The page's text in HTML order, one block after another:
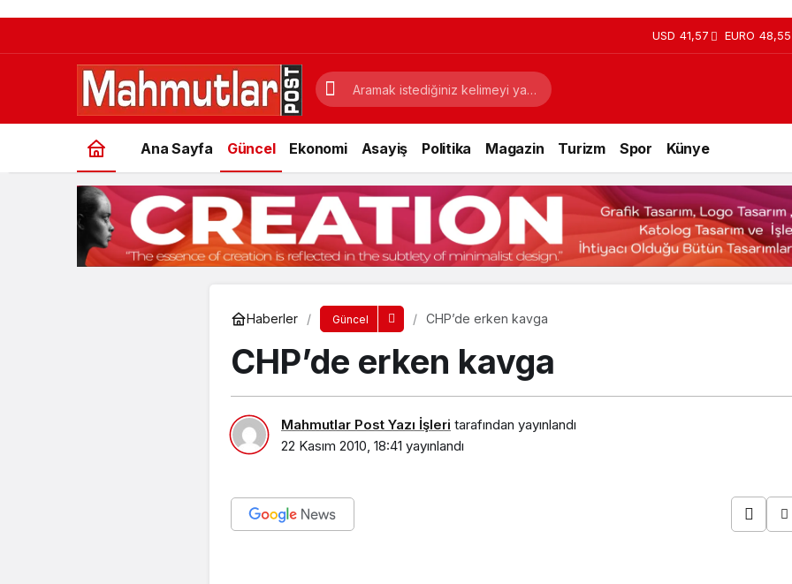
USD 41,57 EURO 48,55
Ana Sayfa Güncel Ekonomi Asayiş Politika Magazin Turizm Spor Künye
Haberler Güncel CHP’de erken kavga
CHP’de erken kavga
Mahmutlar Post Yazı İşleri tarafından yayınlandı
22 Kasım 2010, 18:41 yayınlandı